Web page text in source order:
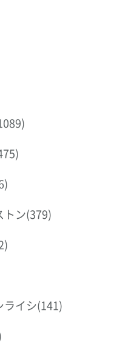
トン(379)
ライシ(141)